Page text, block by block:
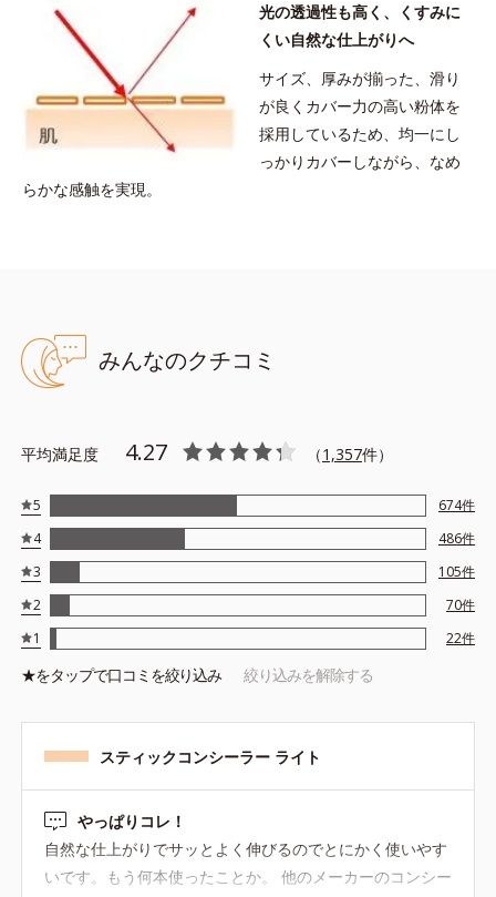
光の透過性も高く、くすみに
くい自然な仕上がりへ
サイズ、厚みが揃った、滑り
が良くカバー力の高い粉体を
採用しているため、均一にし
っかりカバーしながら、なめ
らかな感触を実現。
みんなのクチコミ
平均満足度 4.27 （1,357件）
5 674件
4
486件
3
105件
2
70件
1
22件
★をタップで口コミを絞り込み 絞り込みを解除する
スティックコンシーラー ライト
やっぱりコレ！
自然な仕上がりでサッとよく伸びるのでとにかく使いやす
いです。もう何本使ったことか。 他のメーカーのコンシー